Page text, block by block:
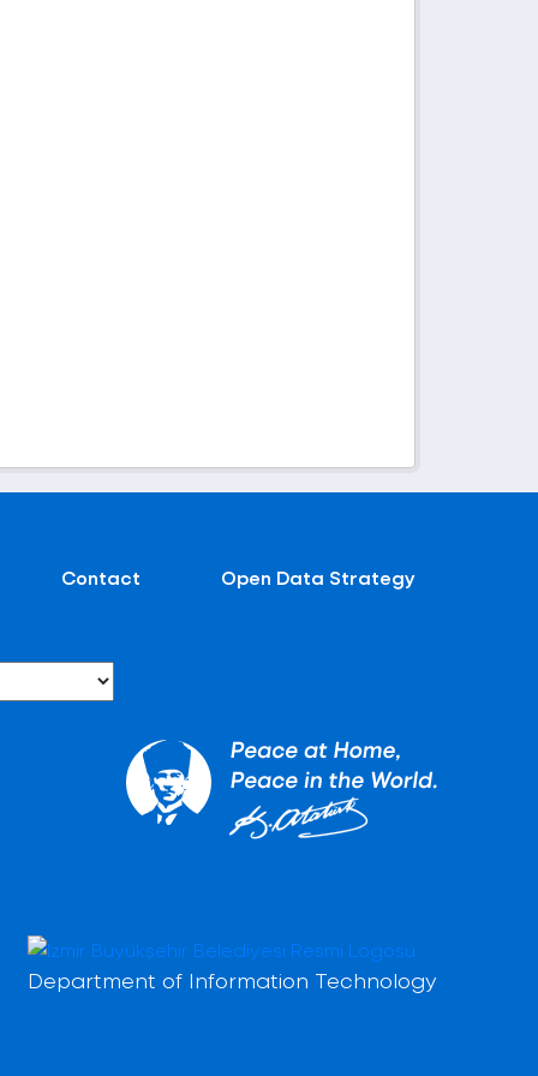
Contact Open Data Strategy
Department of Information Technology